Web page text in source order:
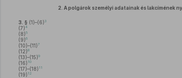
2. A polgárok személyi adatainak és lakcímének
3. § (1)–(6) 3
(7)4
(8)5
(9)6
(10)–(11)7
(12)8
(13)–(15)9
(16) 10
(17)–(18) 11
(19) 12